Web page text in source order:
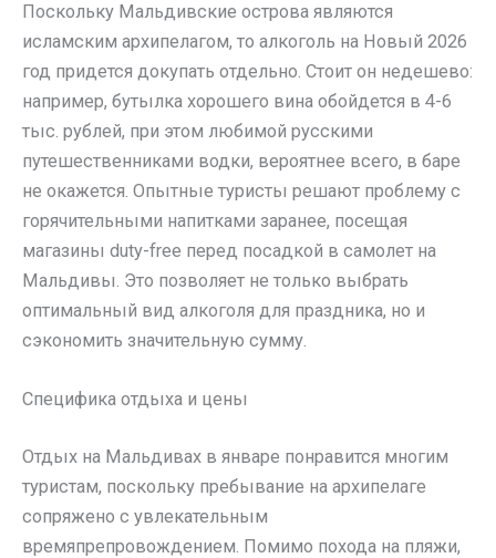
Поскольку Мальдивские острова являются
исламским архипелагом, то алкоголь на Новый 2026
год придется докупать отдельно. Стоит он недешево:
например, бутылка хорошего вина обойдется в 4-6
тыс. рублей, при этом любимой русскими
путешественниками водки, вероятнее всего, в баре
не окажется. Опытные туристы решают проблему с
горячительными напитками заранее, посещая
магазины duty-free перед посадкой в самолет на
Мальдивы. Это позволяет не только выбрать
оптимальный вид алкоголя для праздника, но и
сэкономить значительную сумму.
Специфика отдыха и цены
Отдых на Мальдивах в январе понравится многим
туристам, поскольку пребывание на архипелаге
сопряжено с увлекательным
времяпрепровождением. Помимо похода на пляжи,